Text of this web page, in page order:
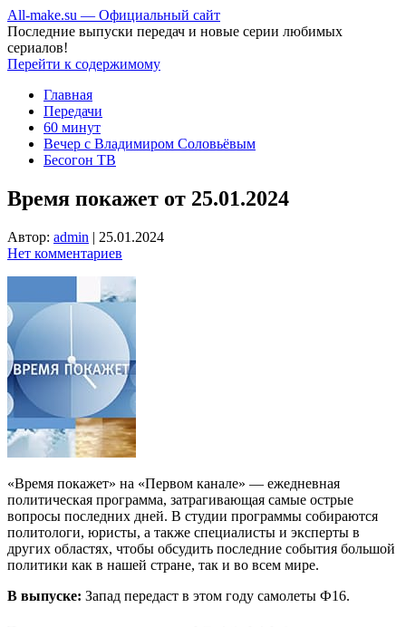
All-make.su — Официальный сайт
Последние выпуски передач и новые серии любимых
сериалов!
Перейти к содержимому
Главная
Передачи
60 минут
Вечер с Владимиром Соловьёвым
Бесогон ТВ
Время покажет от 25.01.2024
Автор: admin | 25.01.2024
Нет комментариев
«Время покажет» на «Первом канале» — ежедневная
политическая программа, затрагивающая самые острые
вопросы последних дней. В студии программы собираются
политологи, юристы, а также специалисты и эксперты в
других областях, чтобы обсудить последние события большой
политики как в нашей стране, так и во всем мире.
В выпуске: Запад передаст в этом году самолеты Ф16.